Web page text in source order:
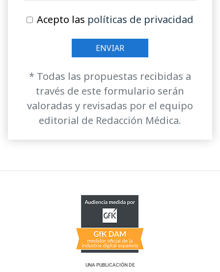
Acepto las políticas de privacidad
* Todas las propuestas recibidas a
través de este formulario serán
valoradas y revisadas por el equipo
editorial de Redacción Médica.
UNA PUBLICACIÓN DE